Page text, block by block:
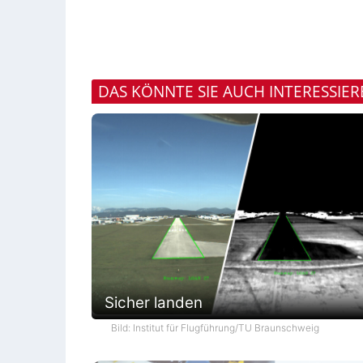
DAS KÖNNTE SIE AUCH
Sicher landen
Bild: Institut für Flugführung/TU Braunschweig